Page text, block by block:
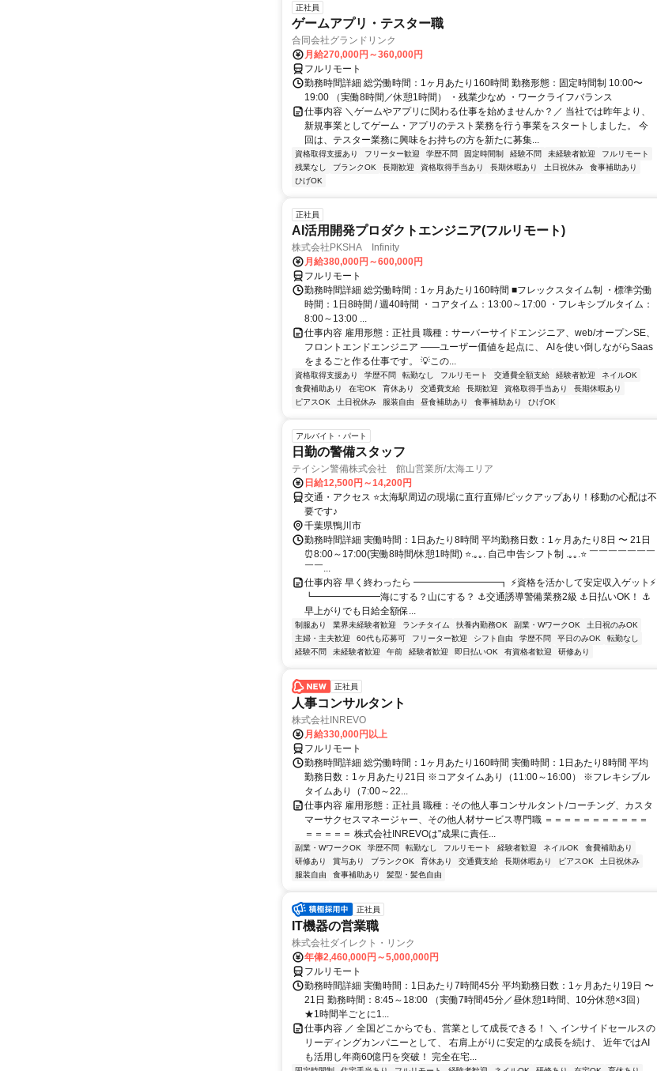
正社員
ゲームアプリ・テスター職
合同会社グランドリンク
月給270,000円～360,000円
フルリモート
勤務時間詳細 総労働時間：1ヶ月あたり160時間 勤務形態：固定時間制 10:00〜
19:00 （実働8時間／休憩1時間） ・残業少なめ ・ワークライフバランス
仕事内容 ＼ゲームやアプリに関わる仕事を始めませんか？／ 当社では昨年より、
新規事業としてゲーム・アプリのテスト業務を行う事業をスタートしました。 今
回は、テスター業務に興味をお持ちの方を新たに募集...
資格取得支援あり フリーター歓迎 学歴不問 固定時間制 経験不問 未経験者歓迎
フルリモート
残業なし
ブランクOK 長期歓迎 資格取得手当あり 長期休暇あり 土日祝休み
食事補助あり
ひげOK
正社員
AI活用開発プロダクトエンジニア(フルリモート)
株式会社PKSHA Infinity
月給380,000円～600,000円
フルリモート
勤務時間詳細 総労働時間：1ヶ月あたり160時間 ■フレックスタイム制 ・標準労働
時間：1日8時間 / 週40時間 ・コアタイム：13:00～17:00 ・フレキシブルタイム：
8:00～13:00 ...
仕事内容 雇用形態：正社員 職種：サーバーサイドエンジニア、web/オープンSE、
フロントエンドエンジニア ――ユーザー価値を起点に、 AIを使い倒しながらSaas
をまるごと作る仕事です。 💡この...
資格取得支援あり 学歴不問 転勤なし フルリモート 交通費全額支給 経験者歓迎
ネイルOK
食費補助あり
在宅OK 育休あり 交通費支給 長期歓迎 資格取得手当あり
長期休暇あり
ピアスOK
土日祝休み 服装自由 昼食補助あり 食事補助あり ひげOK
アルバイト・パート
日勤の警備スタッフ
テイシン警備株式会社 館山営業所/太海エリア
日給12,500円～14,200円
交通・アクセス ⭐太海駅周辺の現場に直行直帰/ピックアップあり！移動の心配は不
要です♪
千葉県鴨川市
勤務時間詳細 実働時間：1日あたり8時間 平均勤務日数：1ヶ月あたり8日 〜 21日
⏰8:00～17:00(実働8時間/休憩1時間) ⭐.｡｡. 自己申告シフト制 .｡｡.⭐ ￣￣￣￣￣￣￣
￣￣...
仕事内容 早く終わったら ━━━━━━━━━┓ ⚡資格を活かして安定収入ゲット⚡
┗━━━━━━━海にする？山にする？ ⚓交通誘導警備業務2級 ⚓日払いOK！ ⚓
早上がりでも日給全額保...
制服あり 業界未経験者歓迎 ランチタイム 扶養内勤務OK 副業・WワークOK
土日祝のみOK
主婦・主夫歓迎
60代も応募可 フリーター歓迎 シフト自由 学歴不問 平日のみOK
転勤なし
経験不問
未経験者歓迎 午前 経験者歓迎 即日払いOK 有資格者歓迎 研修あり
正社員
人事コンサルタント
株式会社INREVO
月給330,000円以上
フルリモート
勤務時間詳細 総労働時間：1ヶ月あたり160時間 実働時間：1日あたり8時間 平均
勤務日数：1ヶ月あたり21日 ※コアタイムあり（11:00～16:00） ※フレキシブル
タイムあり（7:00～22...
仕事内容 雇用形態：正社員 職種：その他人事コンサルタント/コーチング、カスタ
マーサクセスマネージャー、その他人材サービス専門職 ＝＝＝＝＝＝＝＝＝＝＝
＝＝＝＝＝ 株式会社INREVOは"成果に責任...
副業・WワークOK 学歴不問 転勤なし フルリモート 経験者歓迎 ネイルOK
食費補助あり
研修あり
賞与あり ブランクOK 育休あり 交通費支給 長期休暇あり ピアスOK
土日祝休み
服装自由
食事補助あり 髪型・髪色自由
正社員
IT機器の営業職
株式会社ダイレクト・リンク
年俸2,460,000円～5,000,000円
フルリモート
勤務時間詳細 実働時間：1日あたり7時間45分 平均勤務日数：1ヶ月あたり19日 〜
21日 勤務時間：8:45～18:00 （実働7時間45分／昼休憩1時間、10分休憩×3回）
★1時間半ごとに1...
仕事内容 ／ 全国どこからでも、営業として成長できる！ ＼ インサイドセールスの
リーディングカンパニーとして、 右肩上がりに安定的な成長を続け、 近年ではAI
も活用し年商60億円を突破！ 完全在宅...